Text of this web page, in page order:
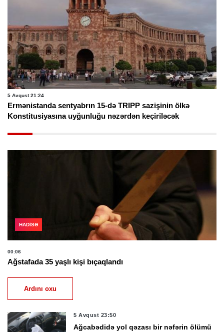
5 Avqust 21:24
Ermənistanda sentyabrın 15-də TRIPP sazişinin ölkə
Konstitusiyasına uyğunluğu nəzərdən keçiriləcək
HADISƏ
00:06
Ağstafada 35 yaşlı kişi bıçaqlandı
Ardını oxu
5 Avqust 23:50
Ağcabədidə yol qəzası bir nəfərin ölümü